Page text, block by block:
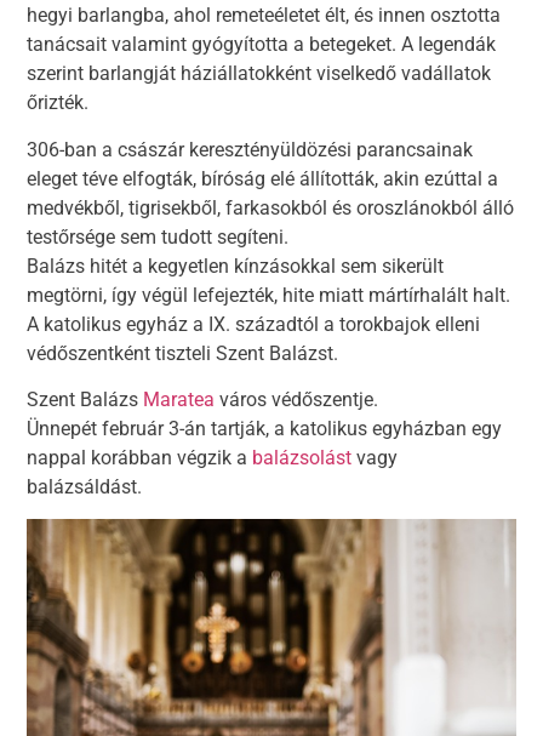
hegyi barlangba, ahol remeteéletet élt, és innen osztotta
tanácsait valamint gyógyította a betegeket. A legendák
szerint barlangját háziállatokként viselkedő vadállatok
őrizték.
306-ban a császár keresztényüldözési parancsainak
eleget téve elfogták, bíróság elé állították, akin ezúttal a
medvékből, tigrisekből, farkasokból és oroszlánokból álló
testőrsége sem tudott segíteni.
Balázs hitét a kegyetlen kínzásokkal sem sikerült
megtörni, így végül lefejezték, hite miatt mártírhalált halt.
A katolikus egyház a IX. századtól a torokbajok elleni
védőszentként tiszteli Szent Balázst.
Szent Balázs Maratea város védőszentje.
Ünnepét február 3-án tartják, a katolikus egyházban egy
nappal korábban végzik a balázsolástvagy
balázsáldást.